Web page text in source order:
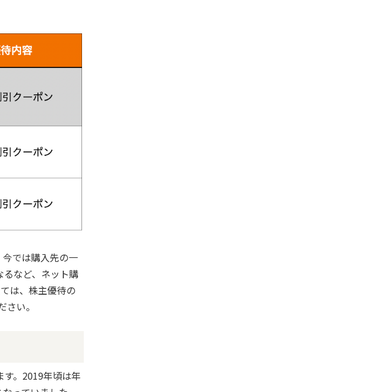
では購入先の一
など、ネット購
は、株主優待の
い。
。2019年頃は年